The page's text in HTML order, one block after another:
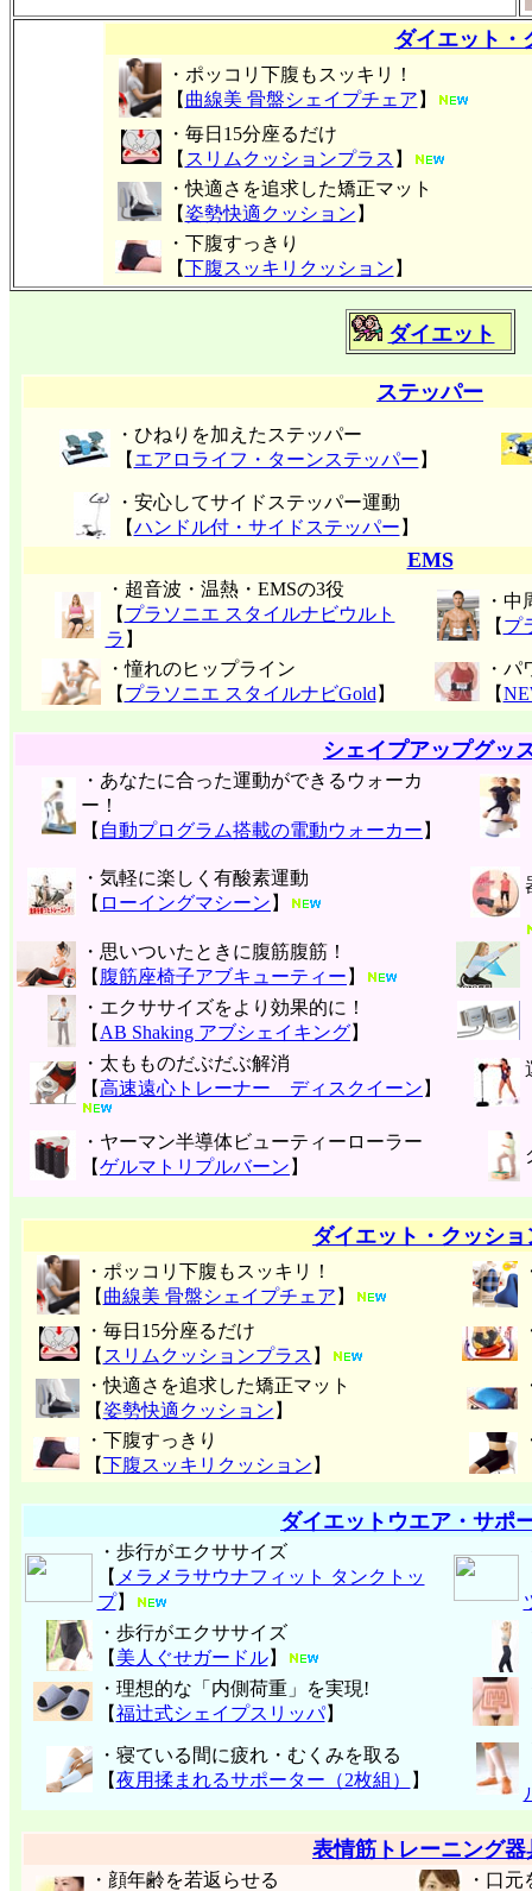
ダイエット・
・ポッコリ下腹もスッキリ！
【 曲線美 骨盤シェイプチェア 】
・毎日15分座るだけ
【 スリムクッションプラス 】
・快適さを追求した矯正マット
【姿勢快適クッション 】
・下腹すっきり
【下腹スッキリクッション 】
ダイエット
ステッパー
・ひねりを加えたステッパー
【 エアロライフ・ターンステッパー 】
・安心してサイドステッパー運動
【ハンドル付・サイドステッパー 】
EMS
・超音波・温熱・EMSの3役
【 プラソニエ スタイルナビウルト
ラ 】
・
【 プ
・憧れのヒップライン
【 プラソニエ スタイルナビGold 】
・
【
シェイプアップグッ
・あなたに合った運動ができるウォーカ
ー！
【 自動プログラム搭載の電動ウォーカー 】
・気軽に楽しく有酸素運動
【 ローイングマシーン 】
・思いついたときに腹筋腹筋！
【 腹筋座椅子アブキューティー 】
・エクササイズをより効果的に！
【 AB Shaking アブシェイキング】
・太もものだぶだぶ解消
【高速遠心トレーナー ディスクイーン 】
・ヤーマン半導体ビューティーローラー
【ゲルマトリプルバーン 】
ダイエット・クッショ
・ポッコリ下腹もスッキリ！
【 曲線美 骨盤シェイプチェア 】
・毎日15分座るだけ
【 スリムクッションプラス 】
・快適さを追求した矯正マット
【姿勢快適クッション 】
・下腹すっきり
【下腹スッキリクッション 】
ダイエットウエア・サポ
・歩行がエクササイズ
【 メラメラサウナフィット タンクトッ
プ】
・歩行がエクササイズ
【 美人ぐせガードル】
・理想的な「内側荷重」を実現!
【福辻式シェイプスリッパ】
・寝ている間に疲れ・むくみを取る
【夜用揉まれるサポーター（2枚組） 】
表情筋トレーニング器
・顔年齢を若返らせる ・口